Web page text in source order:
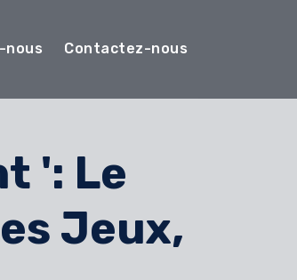
nous Contactez-nous
': Le
Jeux,